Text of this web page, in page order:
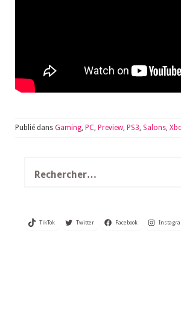
Publié dans Gaming, PC, Preview, PS3, Salons,
TikTok Twitter Facebook